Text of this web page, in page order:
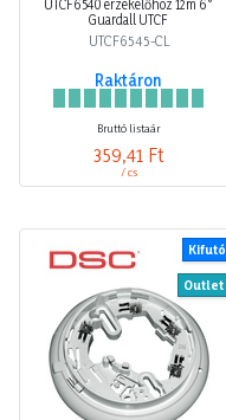
UTCF6545-CL
Raktáron
359,41 Ft
Outlet